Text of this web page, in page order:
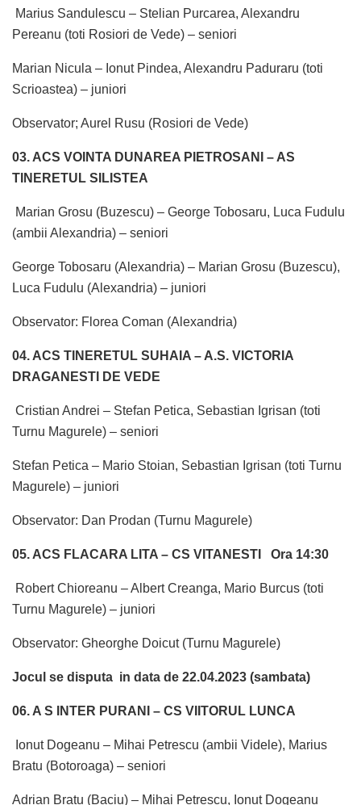
Marius Sandulescu – Stelian Purcarea, Alexandru
Pereanu (toti Rosiori de Vede) – seniori
Marian Nicula – Ionut Pindea, Alexandru Paduraru (toti
Scrioastea) – juniori
Observator; Aurel Rusu (Rosiori de Vede)
03. ACS VOINTA DUNAREA PIETROSANI – AS
TINERETUL SILISTEA
Marian Grosu (Buzescu) – George Tobosaru, Luca Fudulu
(ambii Alexandria) – seniori
George Tobosaru (Alexandria) – Marian Grosu (Buzescu),
Luca Fudulu (Alexandria) – juniori
Observator: Florea Coman (Alexandria)
04. ACS TINERETUL SUHAIA – A.S. VICTORIA
DRAGANESTI DE VEDE
Cristian Andrei – Stefan Petica, Sebastian Igrisan (toti
Turnu Magurele) – seniori
Stefan Petica – Mario Stoian, Sebastian Igrisan (toti Turnu
Magurele) – juniori
Observator: Dan Prodan (Turnu Magurele)
05. ACS FLACARA LITA – CS VITANESTI Ora 14:30
Robert Chioreanu – Albert Creanga, Mario Burcus (toti
Turnu Magurele) – juniori
Observator: Gheorghe Doicut (Turnu Magurele)
Jocul se disputa in data de 22.04.2023 (sambata)
06. A S INTER PURANI – CS VIITORUL LUNCA
Ionut Dogeanu – Mihai Petrescu (ambii Videle), Marius
Bratu (Botoroaga) – seniori
Adrian Bratu (Baciu) – Mihai Petrescu, Ionut Dogeanu